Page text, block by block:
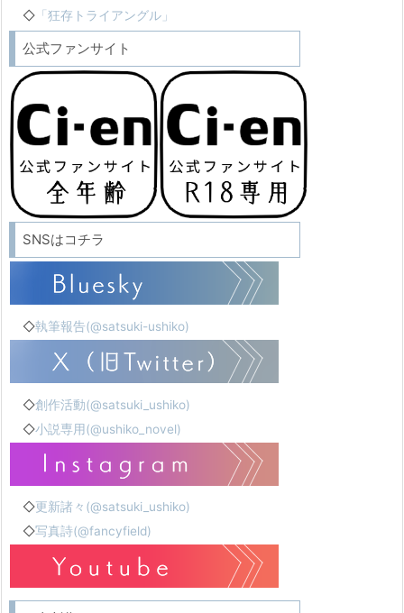
◇ 「狂存トライアングル」
公式ファンサイト
SNSはコチラ
◇執筆報告(@satsuki-ushiko)
◇創作活動(@satsuki_ushiko)
◇小説専用(@ushiko_novel)
◇更新諸々(@satsuki_ushiko)
◇写真詩(@fancyfield)